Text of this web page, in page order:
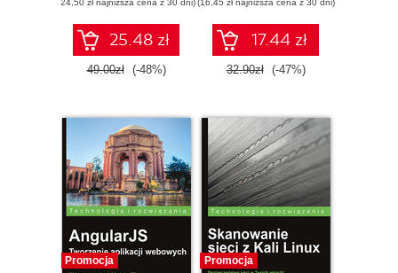
(24,50 zł najniższa cena z 30 dni)
25.48 zł
49.00zł (-48%)
(16,45 zł najniższa cena z 30 dni)
17.44 zł
32.90zł (-47%)
Promocja Promocja